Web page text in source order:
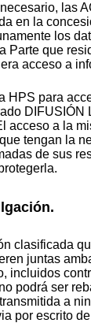
las
en la
los
Parte que
acceso a
para
DIFUSIÓN
acceso a la
tengan la
de sus
clasificada
juntas
incluidos
podrá ser
a
por escrito